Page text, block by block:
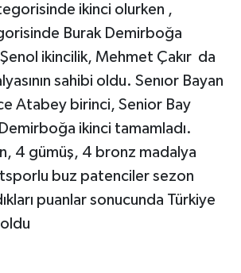
ikinci olurken ,
Burak Demirboğa
ikincilik, Mehmet Çakır da
sahibi oldu. Senıor Bayan
Atabey birinci, Senior Bay
ikinci tamamladı.
4 gümüş, 4 bronz madalya
buz patenciler sezon
puanlar sonucunda Türkiye